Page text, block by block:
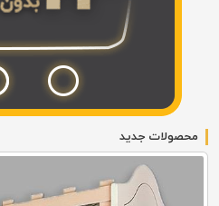
محصولات جدید